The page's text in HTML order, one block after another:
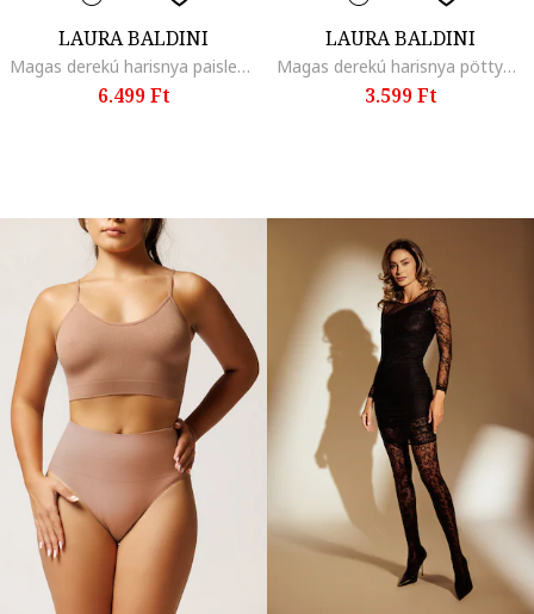
LAURA BALDINI
Magas derekú harisnya paisley mintával, Fekete
6.499 Ft
LAURA BALDINI
Magas derekú harisnya pöttyös mintával, Fekete
3.599 Ft